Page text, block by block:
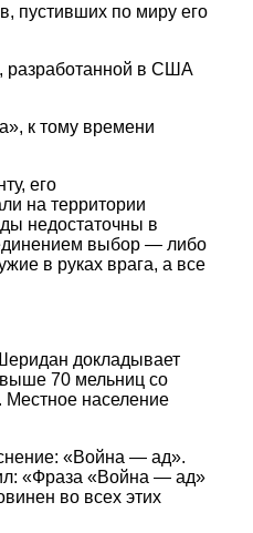
пустивших по миру его
разработанной в США
к тому времени
его
на территории
недостаточны в
выбор — либо
в руках врага, а все
докладывает
70 мельниц со
Местное население
«Война — ад».
«Фраза «Война — ад»
во всех этих